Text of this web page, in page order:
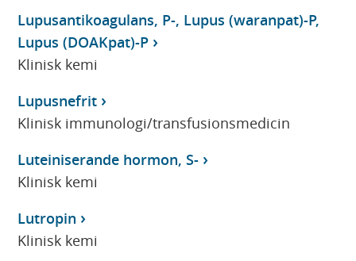
Lupusantikoagulans, P-, Lupus (waranpat)-P,
Lupus (DOAKpat)-P
Klinisk kemi
Lupusnefrit
Klinisk immunologi/transfusionsmedicin
Luteiniserande hormon, S-
Klinisk kemi
Lutropin
Klinisk kemi